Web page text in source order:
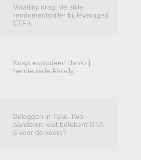
Volatility drag: de stille
rendementskiller bij leveraged
ETF’s
Kospi explodeert dankzij
hernieuwde AI-rally
Beleggen in Take-Two
aandelen: wat betekent GTA
6 voor de koers?